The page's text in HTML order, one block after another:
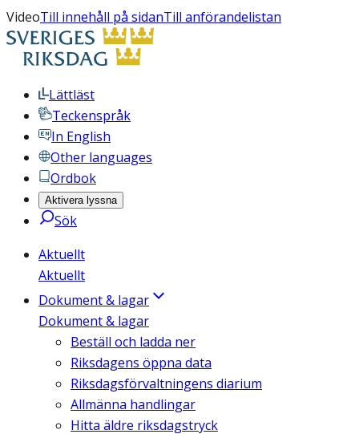
VideoTill innehåll på sidanTill anförandelistan
Lättläst
Teckenspråk
In English
Other languages
Ordbok
Aktivera lyssna
Sök
Aktuellt
Aktuellt
Dokument & lagar
Dokument & lagar
Beställ och ladda ner
Riksdagens öppna data
Riksdagsförvaltningens diarium
Allmänna handlingar
Hitta äldre riksdagstryck